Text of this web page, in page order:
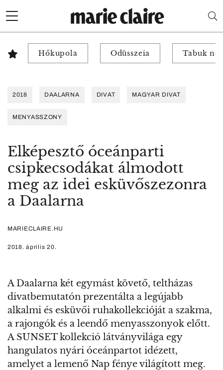
Hőkupola Odüsszeia Tabuk
2018 DAALARNA DIVAT MAGYAR DIVAT
MENYASSZONY
Elképesztő óceánparti
csipkecsodákat álmodott
meg az idei esküvőszezonra
a Daalarna
MARIECLAIRE.HU
2018. április 20.
A Daalarna két egymást követő, teltházas
divatbemutatón prezentálta a legújabb
alkalmi és esküvői ruhakollekcióját a szakma,
a rajongók és a leendő menyasszonyok előtt.
A SUNSET kollekció látványvilága egy
hangulatos nyári óceánpartot idézett,
amelyet a lemenő Nap fénye világított meg.